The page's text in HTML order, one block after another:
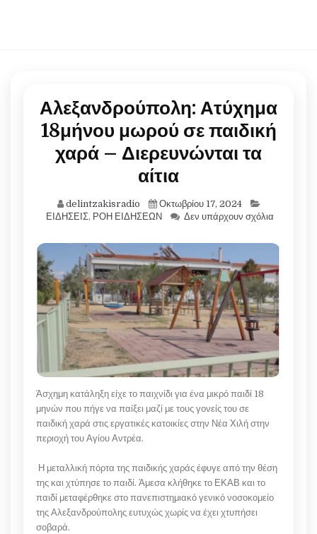
Αλεξανδρούπολη: Ατύχημα
18μήνου μωρού σε παιδική
χαρά – Διερευνώνται τα
αίτια
delintzakisradio
Οκτωβρίου 17, 2024
ΕΙΔΗΣΕΙΣ, ΡΟΗ ΕΙΔΗΣΕΩΝ Δεν υπάρχουν σχόλια
Άσχημη κατάληξη είχε το παιχνίδι για ένα μικρό παιδί 18
μηνών που πήγε να παίξει μαζί με τους γονείς του σε
παιδική χαρά στις εργατικές κατοικίες στην Νέα Χιλή στην
περιοχή του Αγίου Αντρέα.
Η μεταλλική πόρτα της παιδικής χαράς έφυγε από την θέση
της και χτύπησε το παιδί. Άμεσα κλήθηκε το ΕΚΑΒ και το
παιδί μεταφέρθηκε στο πανεπιστημιακό γενικό νοσοκομείο
της Αλεξανδρούπολης ευτυχώς χωρίς να έχει χτυπήσει
σοβαρά.